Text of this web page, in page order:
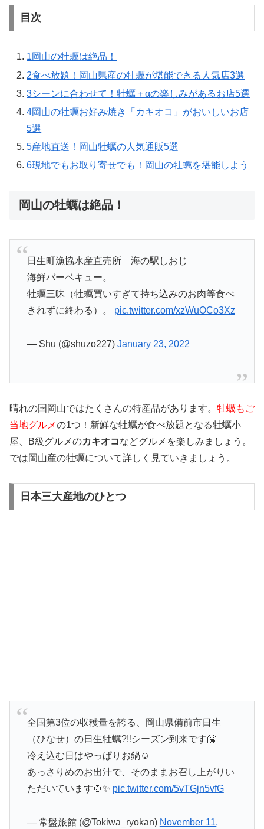
目次
1岡山の牡蠣は絶品！
2食べ放題！岡山県産の牡蠣が堪能できる人気店3選
3シーンに合わせて！牡蠣＋αの楽しみがあるお店5選
4岡山の牡蠣お好み焼き「カキオコ」がおいしいお店
5選
5産地直送！岡山牡蠣の人気通販5選
6現地でもお取り寄せでも！岡山の牡蠣を堪能しよう
岡山の牡蠣は絶品！
日生町漁協水産直売所 海の駅しおじ
海鮮バーベキュー。
牡蠣三昧（牡蠣買いすぎて持ち込みのお肉等食べ
きれずに終わる）。 pic.twitter.com/xzWuOCo3Xz
— Shu (@shuzo227) January 23, 2022
晴れの国岡山ではたくさんの特産品があります。 牡蠣もご
当地グルメの1つ！新鮮な牡蠣が食べ放題となる牡蠣小
屋、B級グルメのカキオコなどグルメを楽しみましょう。
では岡山産の牡蠣について詳しく見ていきましょう。
日本三大産地のひとつ
全国第3位の収穫量を誇る、岡山県備前市日生
（ひなせ）の日生牡蠣?‼️シーズン到来です🤗
冷え込む日はやっぱりお鍋☺️
あっさりめのお出汁で、そのままお召し上がりい
ただいています🍲✨ pic.twitter.com/5vTGjn5vfG
— 常盤旅館 (@Tokiwa_ryokan) November 11,